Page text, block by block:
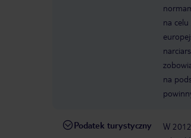
na
na
Podatek turystyczny
W